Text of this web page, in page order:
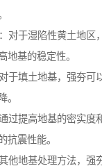
对于湿陷性黄土地区
地基的稳定性。
于填土地基，强夯可
。
过提高地基的密实度
抗震性能。
他地基处理方法，强